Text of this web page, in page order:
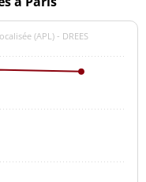
(APL) - DREES